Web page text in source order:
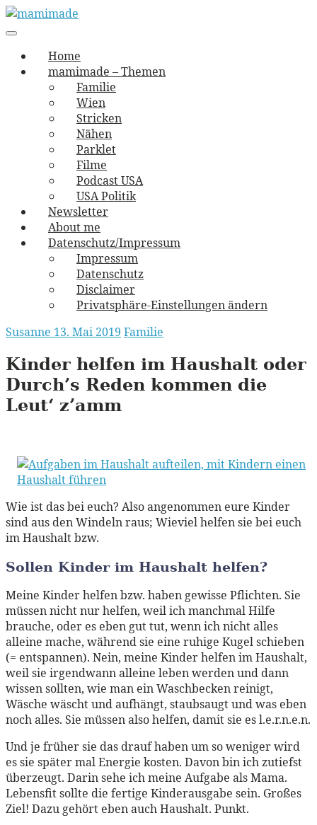
Skip
to
mamimade
vernäht und zugetextet
navigation
Menu
Home
mamimade – Themen
Familie
Wien
Stricken
Nähen
Parklet
Filme
Podcast USA
USA Politik
Newsletter
About me
Datenschutz/Impressum
Impressum
Datenschutz
Disclaimer
Privatsphäre-Einstellungen ändern
Susanne 13. Mai 2019 Familie
Kinder helfen im Haushalt oder
Durch’s Reden kommen die
Leut‘ z’amm
Wie ist das bei euch? Also angenommen eure Kinder
sind aus den Windeln raus; Wieviel helfen sie bei euch
im Haushalt bzw.
Sollen Kinder im Haushalt helfen?
Meine Kinder helfen bzw. haben gewisse Pflichten. Sie
müssen nicht nur helfen, weil ich manchmal Hilfe
brauche, oder es eben gut tut, wenn ich nicht alles
alleine mache, während sie eine ruhige Kugel schieben
(= entspannen). Nein, meine Kinder helfen im Haushalt,
weil sie irgendwann alleine leben werden und dann
wissen sollten, wie man ein Waschbecken reinigt,
Wäsche wäscht und aufhängt, staubsaugt und was eben
noch alles. Sie müssen also helfen, damit sie es l.e.r.n.e.n.
Und je früher sie das drauf haben um so weniger wird
es sie später mal Energie kosten. Davon bin ich zutiefst
überzeugt. Darin sehe ich meine Aufgabe als Mama.
Lebensfit sollte die fertige Kinderausgabe sein. Großes
Ziel! Dazu gehört eben auch Haushalt. Punkt.